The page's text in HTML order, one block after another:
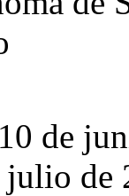
de
de